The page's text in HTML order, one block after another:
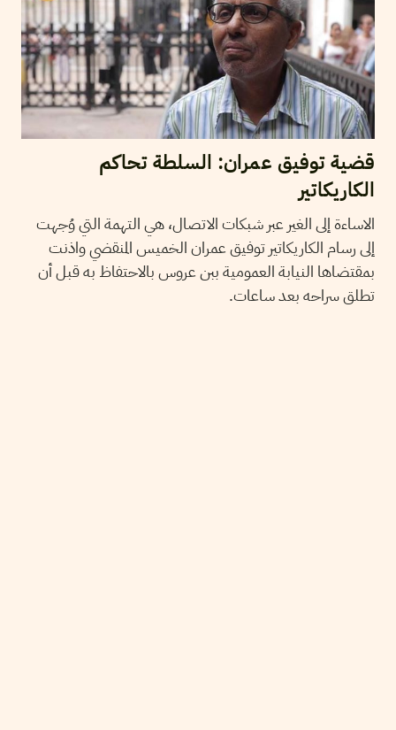
قضية توفيق عمران: السلطة تحاكم
الكاريكاتير
الاساءة إلى الغير عبر شبكات الاتصال، هي التهمة التي وُجهت
إلى رسام الكاريكاتير توفيق عمران الخميس المنقضي واذنت
بمقتضاها النيابة العمومية ببن عروس بالاحتفاظ به قبل أن
تطلق سراحه بعد ساعات.